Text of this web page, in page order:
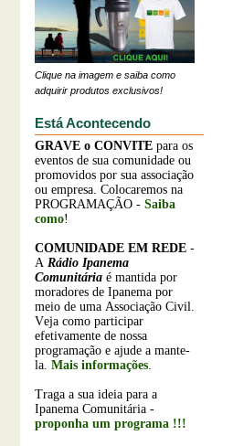
Clique na imagem e saiba como
adquirir produtos exclusivos!
Está Acontecendo
GRAVE o CONVITE para os
eventos de sua comunidade ou
promovidos por sua associação
ou empresa. Colocaremos na
PROGRAMAÇÃO - Saiba
como!
COMUNIDADE EM REDE -
A Rádio Ipanema
Comunitária é mantida por
moradores de Ipanema por
meio de uma Associação Civil.
Veja como participar
efetivamente de nossa
programação e ajude a mante-
la. Mais informações.
Traga a sua ideia para a
Ipanema Comunitária -
proponha um programa !!!